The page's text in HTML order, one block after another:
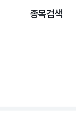
종목검색